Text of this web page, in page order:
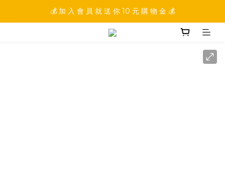
💰 加 入 會 員 就 送 你 10 元 購 物 金 💰
💰 加 入 會 員 就 送 你 10 元 購 物 金 💰
💰 填 寫 完 整 會 員 資 訊 再 送 點 數 22222 點 💰